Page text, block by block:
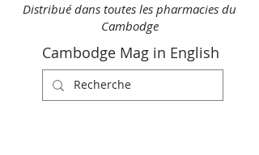
Distribué dans toutes les pharmacies du
Cambodge
Cambodge Mag in English